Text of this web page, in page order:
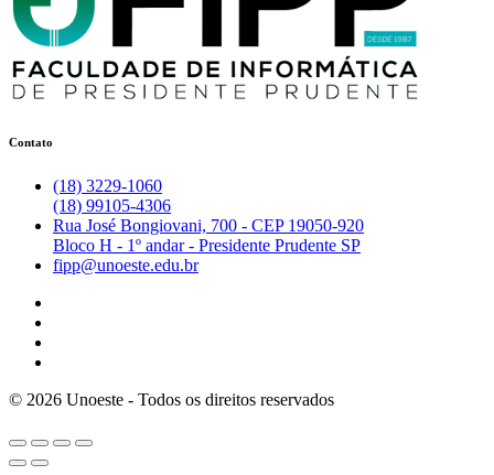
Contato
(18) 3229-1060
(18) 99105-4306
Rua José Bongiovani, 700 - CEP 19050-920
Bloco H - 1º andar - Presidente Prudente SP
fipp@unoeste.edu.br
© 2026 Unoeste - Todos os direitos reservados